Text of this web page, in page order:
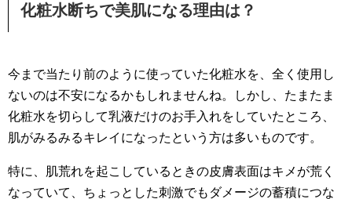
化粧水断ちで美肌になる理由は？
今まで当たり前のように使っていた化粧水を、全く使用し
ないのは不安になるかもしれませんね。しかし、たまたま
化粧水を切らして乳液だけのお手入れをしていたところ、
肌がみるみるキレイになったという方は多いものです。
特に、肌荒れを起こしているときの皮膚表面はキメが荒く
なっていて、ちょっとした刺激でもダメージの蓄積につな